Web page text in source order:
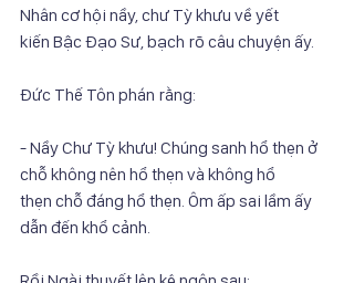
Nhân cơ hội nầy, chư Tỳ khưu về yết
kiến Bậc Đạo Sư, bạch rõ câu chuyện ấy.
Đức Thế Tôn phán rằng:
- Nầy Chư Tỳ khưu! Chúng sanh hổ thẹn ở
chỗ không nên hổ thẹn và không hổ
thẹn chỗ đáng hổ thẹn. Ôm ấp sai lầm ấy
dẫn đến khổ cảnh.